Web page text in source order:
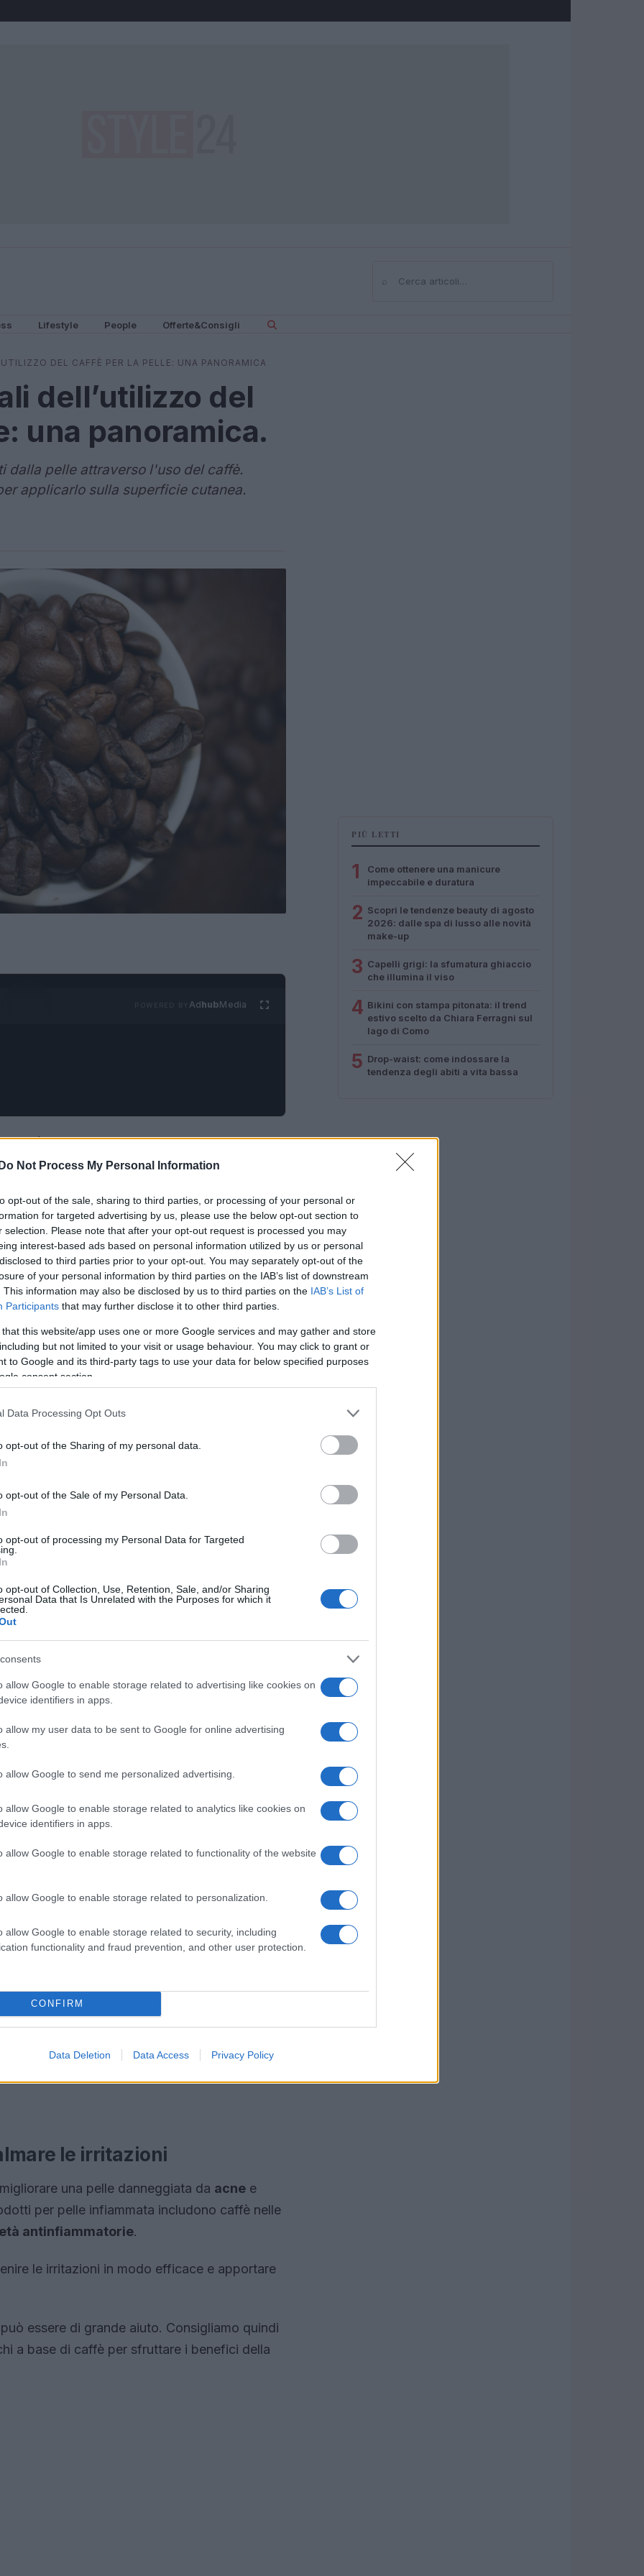
Do Not Process My Personal Information
opt-out of the sale, sharing to third parties, or processing of your personal or
for targeted advertising by us, please use the below opt-out section to
selection. Please note that after your opt-out request is processed you may
interest-based ads based on personal information utilized by us or personal
to third parties prior to your opt-out. You may separately opt-out of the
of your personal information by third parties on the IAB’s list of downstream
This information may also be disclosed by us to third parties on the IAB’s List of
Participants that may further disclose it to other third parties.
that this website/app uses one or more Google services and may gather and store
but not limited to your visit or usage behaviour. You may click to grant or
to Google and its third-party tags to use your data for below specified purposes
consent section.
Data Processing Opt Outs
opt-out of the Sharing of my personal data.
opt-out of the Sale of my Personal Data.
opt-out of processing my Personal Data for Targeted
opt-out of Collection, Use, Retention, Sale, and/or Sharing
Data that Is Unrelated with the Purposes for which it
allow Google to enable storage related to advertising like cookies on
identifiers in apps.
allow my user data to be sent to Google for online advertising
allow Google to send me personalized advertising.
allow Google to enable storage related to analytics like cookies on
identifiers in apps.
allow Google to enable storage related to functionality of the website
allow Google to enable storage related to personalization.
allow Google to enable storage related to security, including
functionality and fraud prevention, and other user protection.
CONFIRM
Data Deletion Data Access Privacy Policy
⌕Cerca
Lifestyle People Offerte&Consigli
DEL CAFFÈ PER LA PELLE: UNA PANORAMICA
dell’utilizzo del
una panoramica.
dalla pelle attraverso l'uso del caffè.
applicarlo sulla superficie cutanea.
AdhubMedia
può essere utilizzato come un efficace
Questo può aiutare a combattere la
anti-invecchiamento e ridurre le
contro la cellulite
ridurre la cellulite
la
Effettuare quindi unoscrub al caffèpuò
caffeina può anche contribuire a rendere la
invecchiamento della pelle
effetto nel mantenere la pelle giovane per
sue proprietà. Le
proprietà antietà
del caffè
comparsa di
esposizione solare.
metodo per diminuire gli effetti del
le irritazioni
una pelle danneggiata da acne e
per pelle infiammata includono caffè nelle
antinfiammatorie.
le irritazioni in modo efficace e apportare
essere di grande aiuto. Consigliamo quindi
a base di caffè per sfruttare i benefici della
PIÙ LETTI
1
Come ottenere una manicure
impeccabile e duratura
2 Scopri le tendenze beauty di agosto
2026: dalle spa di lusso alle novità
make-up
3 Capelli grigi: la sfumatura ghiaccio
che illumina il viso
4 Bikini con stampa pitonata: il trend
estivo scelto da Chiara Ferragni sul
lago di Como
5 Drop-waist: come indossare la
tendenza degli abiti a vita bassa